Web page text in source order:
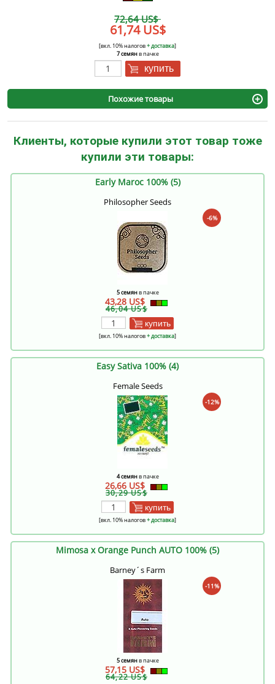
72,64 US$
61,74 US$
[вкл. 10% налогов+ доставка]
7 семянв пачке
купить
Похожие товары
Клиенты, которые купили этот товар тоже
купили эти товары:
Early Maroc 100% (5)
Philosopher Seeds
-6%
5 семянв пачке
43,28 US$
46,04 US$
купить
[вкл. 10% налогов+ доставка]
Easy Sativa 100% (4)
Female Seeds
-12%
4 семянв пачке
26,66 US$
30,29 US$
купить
[вкл. 10% налогов+ доставка]
Mimosa x Orange Punch AUTO 100% (5)
Barney´s Farm
-11%
5 семянв пачке
57,15 US$
64,22 US$